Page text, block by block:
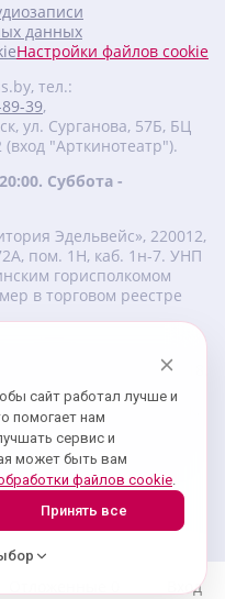
данных
Настройки файлов cookie
тел.:
39,
ул. Сурганова, 57Б, БЦ
"Арткинотеатр").
Суббота -
Эдельвейс», 220012,
пом. 1Н, каб. 1н-7. УНП
горисполкомом
в торговом реестре
Софлингер штрассе 218,
220056, г. Минск,
57Б, офис 162,
belarus.by
Вход
сайт работал лучше и
помогает нам
сервис и
может быть вам
файлов cookie.
Принять все